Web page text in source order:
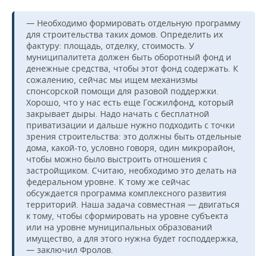
— Необходимо формировать отдельную программу
для строительства таких домов. Определить их
фактуру: площадь, отделку, стоимость. У
муниципалитета должен быть оборотный фонд и
денежные средства, чтобы этот фонд содержать. К
сожалению, сейчас мы ищем механизмы
спонсорской помощи для разовой поддержки.
Хорошо, что у нас есть еще Госжилфонд, который
закрывает дыры. Надо начать с бесплатной
приватизации и дальше нужно подходить с точки
зрения строительства: это должны быть отдельные
дома, какой-то, условно говоря, один микрорайон,
чтобы можно было выстроить отношения с
застройщиком. Считаю, необходимо это делать на
федеральном уровне. К тому же сейчас
обсуждается программа комплексного развития
территорий. Наша задача совместная — двигаться
к тому, чтобы сформировать на уровне субъекта
или на уровне муниципальных образований
имущество, а для этого нужна будет господдержка,
— заключил Фролов.